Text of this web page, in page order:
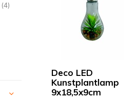
Deco LED
Kunstplantlamp
9x18,5x9cm
(4)